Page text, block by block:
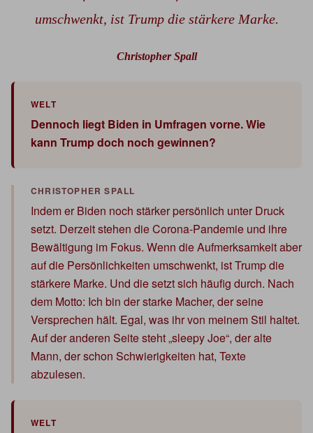
umschwenkt, ist Trump die stärkere Marke.
Christopher Spall
Dennoch liegt Biden in Umfragen vorne. Wie
kann Trump doch noch gewinnen?
Indem er Biden noch stärker persönlich unter Druck
setzt. Derzeit stehen die Corona-Pandemie und ihre
Bewältigung im Fokus. Wenn die Aufmerksamkeit aber
auf die Persönlichkeiten umschwenkt, ist Trump die
stärkere Marke. Und die setzt sich häufig durch. Nach
dem Motto: Ich bin der starke Macher, der seine
Versprechen hält. Egal, was ihr von meinem Stil haltet.
Auf der anderen Seite steht „sleepy Joe“, der alte
Mann, der schon Schwierigkeiten hat, Texte
abzulesen.